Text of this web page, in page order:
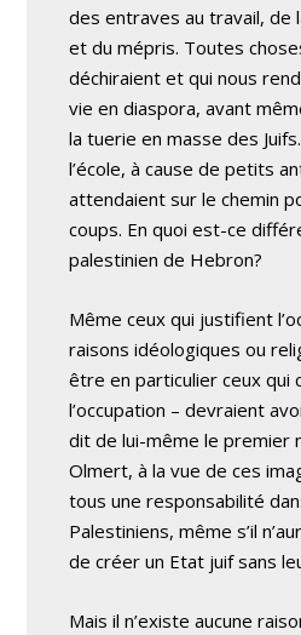
des entraves au travail, de
et du mépris. Toutes
déchiraient et qui nous
vie en diaspora, avant
la tuerie en masse des Juifs.
l’école, à cause de petits
attendaient sur le chemin
coups. En quoi est-ce
palestinien de Hebron?
Même ceux qui justifient
raisons idéologiques ou
être en particulier ceux qui
l’occupation – devraient
dit de lui-même le premier
Olmert, à la vue de ces
tous une responsabilité
Palestiniens, même s’il
de créer un Etat juif sans
Mais il n’existe aucune